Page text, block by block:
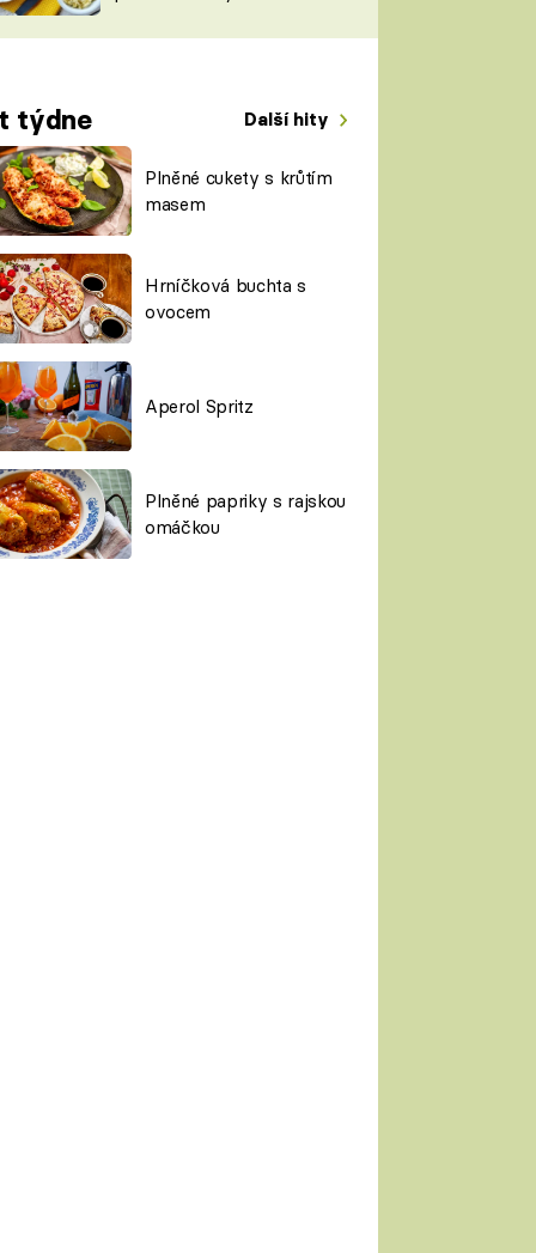
týdne Další hity
Plněné cukety s krůtím
masem
Hrníčková buchta s
ovocem
Aperol Spritz
Plněné papriky s rajskou
omáčkou